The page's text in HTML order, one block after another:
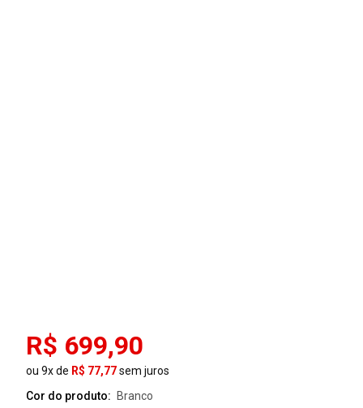
R$ 699,90
ou 9x de R$ 77,77sem juros
Cor do produto:
branco